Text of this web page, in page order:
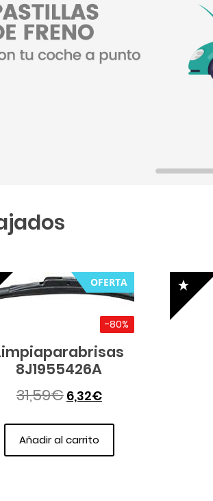
-80%
OFERTA
8J1955426A
31,59€ 6,32€
Añadir al carrito